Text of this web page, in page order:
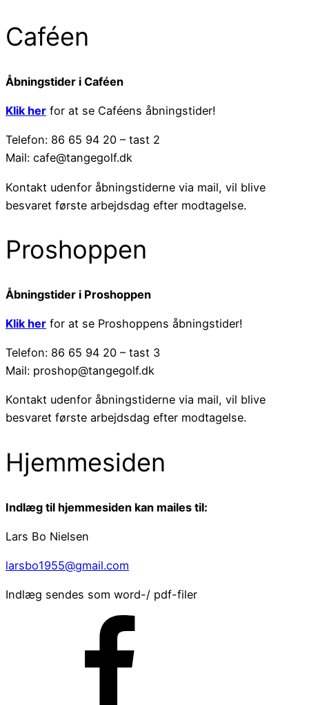
Caféen
Åbningstider i Caféen
Klik her for at se Caféens åbningstider!
Telefon: 86 65 94 20 – tast 2
Mail: cafe@tangegolf.dk
Kontakt udenfor åbningstiderne via mail, vil blive
besvaret første arbejdsdag efter modtagelse.
Proshoppen
Åbningstider i Proshoppen
Klik her for at se Proshoppens åbningstider!
Telefon: 86 65 94 20 – tast 3
Mail: proshop@tangegolf.dk
Kontakt udenfor åbningstiderne via mail, vil blive
besvaret første arbejdsdag efter modtagelse.
Hjemmesiden
Indlæg til hjemmesiden kan mailes til:
Lars Bo Nielsen
larsbo1955@gmail.com
Indlæg sendes som word-/ pdf-filer